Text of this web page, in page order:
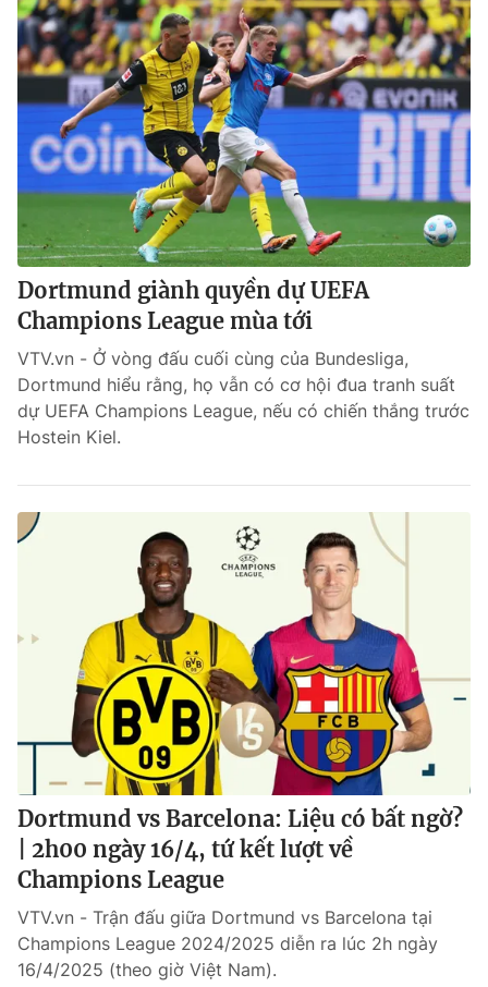
Dortmund giành quyền dự UEFA
Champions League mùa tới
VTV.vn - Ở vòng đấu cuối cùng của Bundesliga,
Dortmund hiểu rằng, họ vẫn có cơ hội đua tranh suất
dự UEFA Champions League, nếu có chiến thắng trước
Hostein Kiel.
Dortmund vs Barcelona: Liệu có bất ngờ?
| 2h00 ngày 16/4, tứ kết lượt về
Champions League
VTV.vn - Trận đấu giữa Dortmund vs Barcelona tại
Champions League 2024/2025 diễn ra lúc 2h ngày
16/4/2025 (theo giờ Việt Nam).